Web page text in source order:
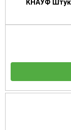
КНАУФ